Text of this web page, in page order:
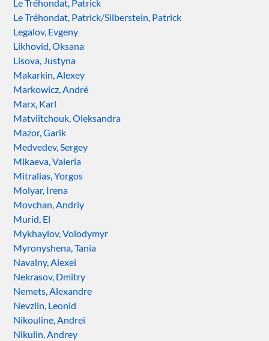
Le Tréhondat, Patrick
Le Tréhondat, Patrick/Silberstein, Patrick
Legalov, Evgeny
Likhovid, Oksana
Lisova, Justyna
Makarkin, Alexey
Markowicz, André
Marx, Karl
Matviïtchouk, Oleksandra
Mazor, Garik
Medvedev, Sergey
Mikaeva, Valeria
Mitralias, Yorgos
Molyar, Irena
Movchan, Andriy
Murid, El
Mykhaylov, Volodymyr
Myronyshena, Tania
Navalny, Alexei
Nekrasov, Dmitry
Nemets, Alexandre
Nevzlin, Leonid
Nikouline, Andreï
Nikulin, Andrey